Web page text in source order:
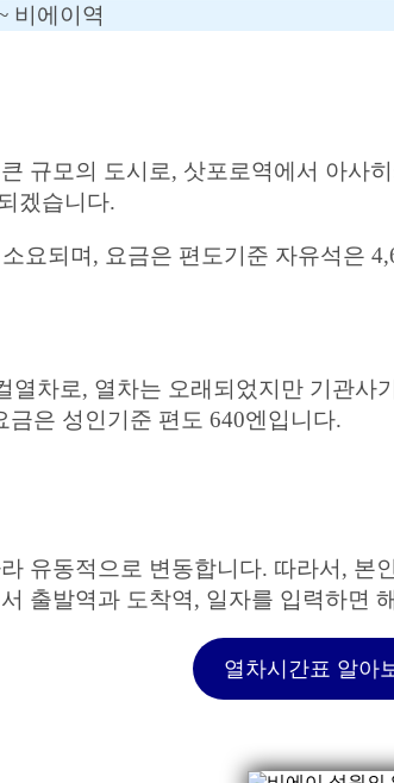
비에이역
규모의 도시로, 삿포로역에서 아사
겠습니다.
요되며, 요금은 편도기준 자유석은
차로, 열차는 오래되었지만 기관
은 성인기준 편도 640엔입니다.
유동적으로 변동합니다. 따라서,
출발역과 도착역, 일자를 입력하면
열차시간표 알아